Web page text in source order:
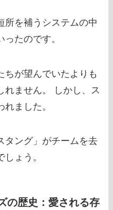
所を補うシステムの中
たのです。
ちが望んでいたよりも
れません。 しかし、ス
ました。
タング」がチームを去
ょう。
の歴史：愛される存